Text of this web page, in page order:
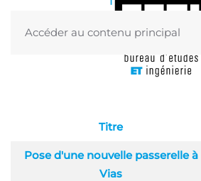
Accéder au contenu principal
Menu
Articles
Titre
Pose d'une nouvelle passerelle à
Vias